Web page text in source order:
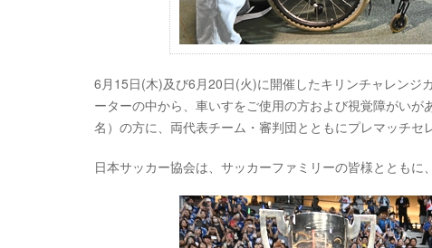
6月15日(木)及び6月20日(火)に開催したキリンチャレンジ
ーターの中から、車いすをご使用の方および視覚障がい
名）の方に、両代表チーム・審判団とともにプレマッチセ
日本サッカー協会は、サッカーファミリーの皆様とともに